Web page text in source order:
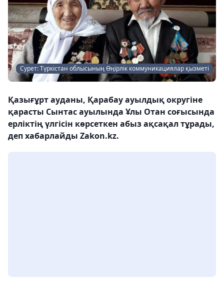
Сурет: Түркістан облысының Өңірлік коммуникациялар қызметі
Қазығұрт ауданы, Қарабау ауылдық округіне
қарасты Сынтас ауылында Ұлы Отан соғысында
ерліктің үлгісін көрсеткен абыз ақсақал тұрады,
деп хабарлайды Zakon.kz.